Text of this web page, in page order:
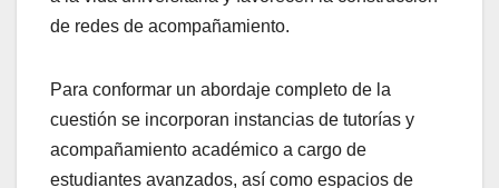
de redes de acompañamiento.
Para conformar un abordaje completo de la
cuestión se incorporan instancias de tutorías y
acompañamiento académico a cargo de
estudiantes avanzados, así como espacios de